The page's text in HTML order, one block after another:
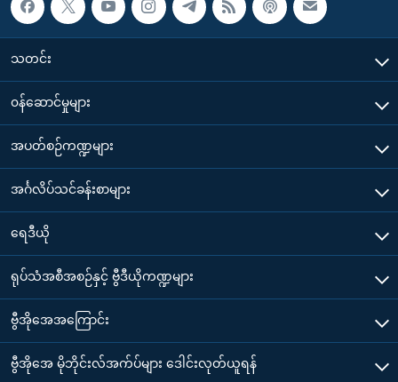
သတင်း
၀န်ဆောင်မှုများ
အပတ်စဉ်ကဏ္ဍများ
အင်္ဂလိပ်သင်ခန်းစာများ
ရေဒီယို
ရုပ်သံအစီအစဉ်နှင့် ဗွီဒီယိုကဏ္ဍများ
ဗွီအိုအေအကြောင်း
ဗွီအိုအေ မိုဘိုင်းလ်အက်ပ်များ ဒေါင်းလုတ်ယူရန်